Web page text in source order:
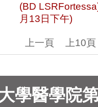
(BD
月13日下午)
上一頁 上10頁
學醫學院